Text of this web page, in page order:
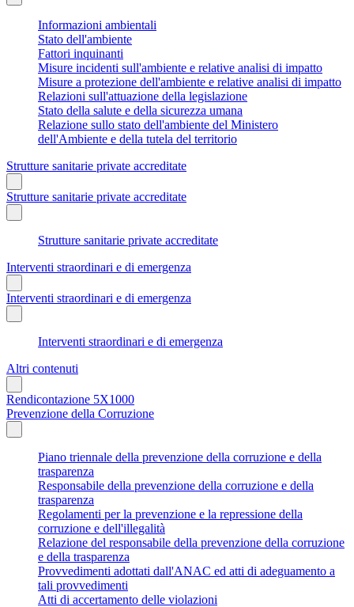
Informazioni ambientali
Stato dell'ambiente
Fattori inquinanti
Misure incidenti sull'ambiente e relative analisi di impatto
Misure a protezione dell'ambiente e relative analisi di impatto
Relazioni sull'attuazione della legislazione
Stato della salute e della sicurezza umana
Relazione sullo stato dell'ambiente del Ministero
dell'Ambiente e della tutela del territorio
Strutture sanitarie private accreditate
Strutture sanitarie private accreditate
Strutture sanitarie private accreditate
Interventi straordinari e di emergenza
Interventi straordinari e di emergenza
Interventi straordinari e di emergenza
Altri contenuti
Rendicontazione 5X1000
Prevenzione della Corruzione
Piano triennale della prevenzione della corruzione e della
trasparenza
Responsabile della prevenzione della corruzione e della
trasparenza
Regolamenti per la prevenzione e la repressione della
corruzione e dell'illegalità
Relazione del responsabile della prevenzione della corruzione
e della trasparenza
Provvedimenti adottati dall'ANAC ed atti di adeguamento a
tali provvedimenti
Atti di accertamento delle violazioni